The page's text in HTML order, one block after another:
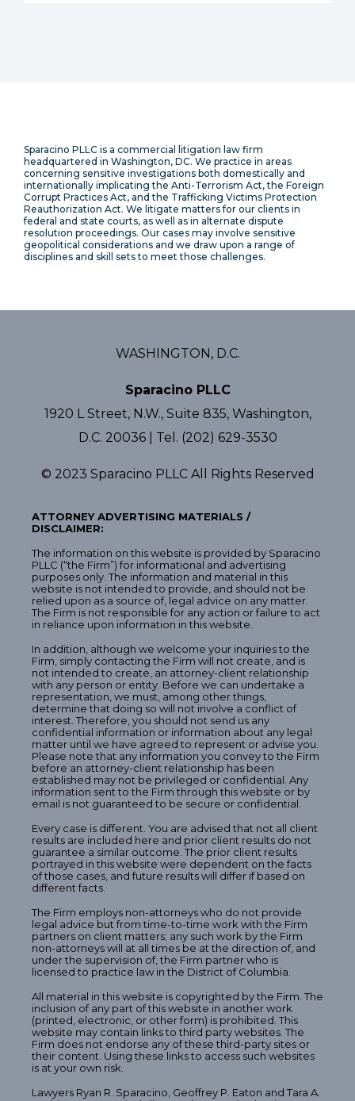
Sparacino PLLC is a commercial litigation law firm
headquartered in Washington, DC. We practice in areas
concerning sensitive investigations both domestically and
internationally implicating the Anti-Terrorism Act, the Foreign
Corrupt Practices Act, and the Trafficking Victims Protection
Reauthorization Act. We litigate matters for our clients in
federal and state courts, as well as in alternate dispute
resolution proceedings. Our cases may involve sensitive
geopolitical considerations and we draw upon a range of
disciplines and skill sets to meet those challenges.
WASHINGTON, D.C.
Sparacino PLLC
1920 L Street, N.W., Suite 835, Washington,
D.C. 20036 | Tel. (202) 629-3530
© 2023 Sparacino PLLC All Rights Reserved
ATTORNEY ADVERTISING MATERIALS /
DISCLAIMER:
The information on this website is provided by Sparacino
PLLC (“the Firm”) for informational and advertising
purposes only. The information and material in this
website is not intended to provide, and should not be
relied upon as a source of, legal advice on any matter.
The Firm is not responsible for any action or failure to act
in reliance upon information in this website.
In addition, although we welcome your inquiries to the
Firm, simply contacting the Firm will not create, and is
not intended to create, an attorney-client relationship
with any person or entity. Before we can undertake a
representation, we must, among other things,
determine that doing so will not involve a conflict of
interest. Therefore, you should not send us any
confidential information or information about any legal
matter until we have agreed to represent or advise you.
Please note that any information you convey to the Firm
before an attorney-client relationship has been
established may not be privileged or confidential. Any
information sent to the Firm through this website or by
email is not guaranteed to be secure or confidential.
Every case is different. You are advised that not all client
results are included here and prior client results do not
guarantee a similar outcome. The prior client results
portrayed in this website were dependent on the facts
of those cases, and future results will differ if based on
different facts.
The Firm employs non-attorneys who do not provide
legal advice but from time-to-time work with the Firm
partners on client matters; any such work by the Firm
non-attorneys will at all times be at the direction of, and
under the supervision of, the Firm partner who is
licensed to practice law in the District of Columbia.
All material in this website is copyrighted by the Firm. The
inclusion of any part of this website in another work
(printed, electronic, or other form) is prohibited. This
website may contain links to third party websites. The
Firm does not endorse any of these third-party sites or
their content. Using these links to access such websites
is at your own risk.
Lawyers Ryan R. Sparacino, Geoffrey P. Eaton and Tara A.